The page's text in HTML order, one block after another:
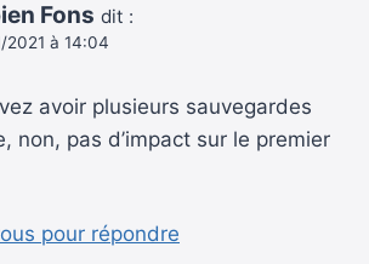
Fons dit :
2021 à 14:04
avoir plusieurs sauvegardes
non, pas d’impact sur le premier
pour répondre